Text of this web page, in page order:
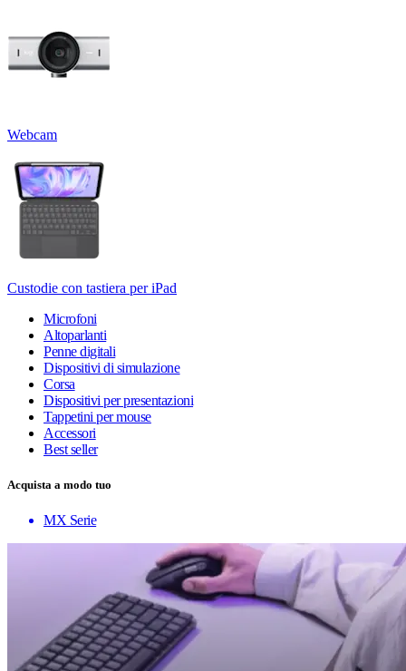
Webcam
Custodie con tastiera per iPad
Microfoni
Altoparlanti
Penne digitali
Dispositivi di simulazione
Corsa
Dispositivi per presentazioni
Tappetini per mouse
Accessori
Best seller
Acquista a modo tuo
MX Serie